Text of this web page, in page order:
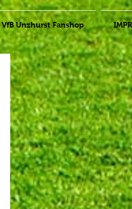
VfB Unzhurst Fanshop